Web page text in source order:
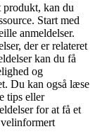
kan du
Start med
anmeldelser.
der er relateret
kan du få
og
Du kan også læse
tips eller
for at få et